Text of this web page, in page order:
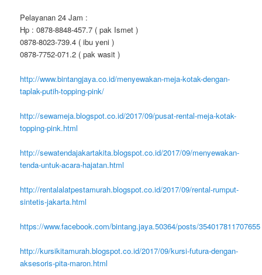
Pelayanan 24 Jam :
Hp : 0878-8848-457.7 ( pak Ismet )
0878-8023-739.4 ( ibu yeni )
0878-7752-071.2 ( pak wasit )
http://www.bintangjaya.co.id/menyewakan-meja-kotak-dengan-
taplak-putih-topping-pink/
http://sewameja.blogspot.co.id/2017/09/pusat-rental-meja-kotak-
topping-pink.html
http://sewatendajakartakita.blogspot.co.id/2017/09/menyewakan-
tenda-untuk-acara-hajatan.html
http://rentalalatpestamurah.blogspot.co.id/2017/09/rental-rumput-
sintetis-jakarta.html
https://www.facebook.com/bintang.jaya.50364/posts/354017811707655
http://kursikitamurah.blogspot.co.id/2017/09/kursi-futura-dengan-
aksesoris-pita-maron.html